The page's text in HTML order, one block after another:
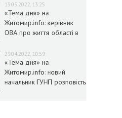
13.05.2022, 13:25
«Тема дня» на
Житомир.info: керівник
ОВА про життя області в
29.04.2022, 10:59
«Тема дня» на
Житомир.info: новий
начальник ГУНП розповість